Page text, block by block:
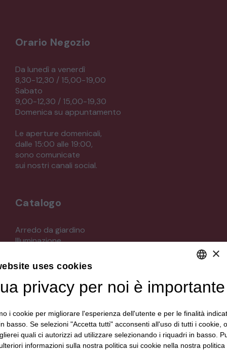
Orario Negozio
Da lunedì a venerdì
8,30-12,30 / 15,00-19,00
Sabato
9,00-12,30 / 15,00-19,30
Domenica su appuntamento
Le aperture domenicali,
dalle 15:00 alle 19:00,
sono comunicate
sui nostri canali social.
Catalogo
Arredo da giardino
Illuminazione
Mobili
Oggettistica
Orologeria
Quadri stampe
Strumenti musicali e accessori
Tappeti e tessuti
Veicoli d'epoca
DEFAULT LANGUAGE
ITALIAN
×
uses cookies
privacy per noi è importante
i cookie per migliorare l'esperienza dell'utente e per le finalità
basso. Se selezioni "Accetta tutti" acconsenti all'uso di tutti i cookie,
quali ci autorizzi ad utilizzare selezionando i riquadri in basso.
informazioni sulla nostra politica sui cookie nella nostra politica